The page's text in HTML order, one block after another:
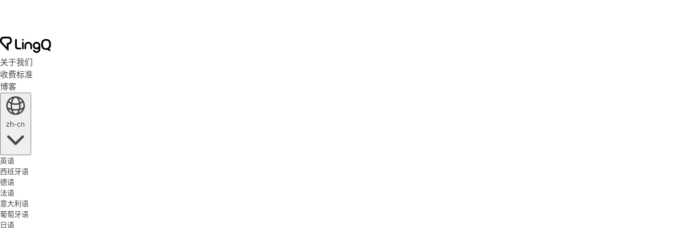
关于我们
收费标准
博客
zh-cn
英语
西班牙语
德语
法语
意大利语
葡萄牙语
日语